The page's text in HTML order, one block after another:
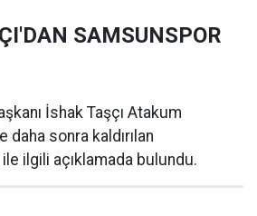
SAMSUNSPOR
İshak Taşçı Atakum
daha sonra kaldırılan
ilgili açıklamada bulundu.